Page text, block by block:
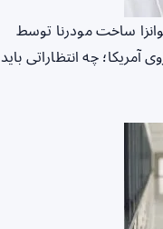
ساخت مودرنا توسط
آمریکا؛ چه انتظاراتی باید